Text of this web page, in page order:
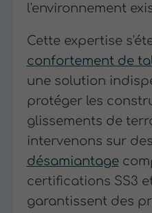
l'environnement
Cette expertise
confortement de
une solution
protéger les
glissements de
intervenons sur
désamiantage
certifications SS3
garantissent des